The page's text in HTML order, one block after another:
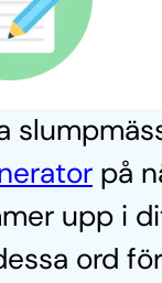
på
upp i
ord